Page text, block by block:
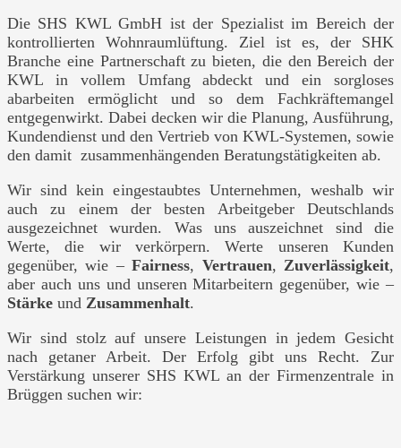
Die SHS KWL GmbH ist der Spezialist im Bereich der
kontrollierten Wohnraumlüftung. Ziel ist es, der SHK
Branche eine Partnerschaft zu bieten, die den Bereich der
KWL in vollem Umfang abdeckt und ein sorgloses
abarbeiten ermöglicht und so dem Fachkräftemangel
entgegenwirkt. Dabei decken wir die Planung, Ausführung,
Kundendienst und den Vertrieb von KWL-Systemen, sowie
den damit zusammenhängenden Beratungstätigkeiten ab.
Wir sind kein eingestaubtes Unternehmen, weshalb wir
auch zu einem der besten Arbeitgeber Deutschlands
ausgezeichnet wurden. Was uns auszeichnet sind die
Werte, die wir verkörpern. Werte unseren Kunden
gegenüber, wie –Fairness, Vertrauen,Zuverlässigkeit,
aber auch uns und unseren Mitarbeitern gegenüber, wie –
Stärke und Zusammenhalt.
Wir sind stolz auf unsere Leistungen in jedem Gesicht
nach getaner Arbeit. Der Erfolg gibt uns Recht. Zur
Verstärkung unserer SHS KWL an der Firmenzentrale in
Brüggen suchen wir: